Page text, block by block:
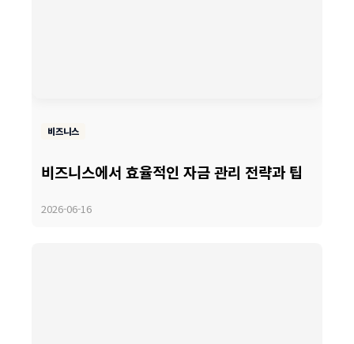
비즈니스
비즈니스에서 효율적인 자금 관리 전략과 팁
2026-06-16